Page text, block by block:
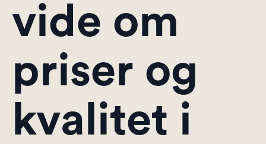
vide om
priser og
kvalitet i